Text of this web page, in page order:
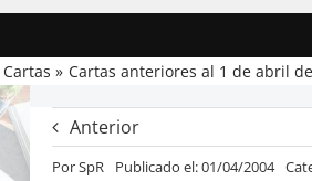
Cartas Cartas anteriores al 1 de abril
Anterior
PorSpR Publicado el: 01/04/2004